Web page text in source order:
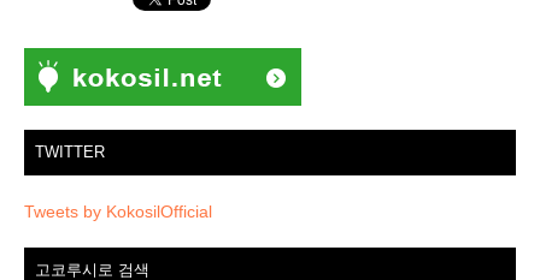
TWITTER
Tweets by KokosilOfficial
고코루시로 검색